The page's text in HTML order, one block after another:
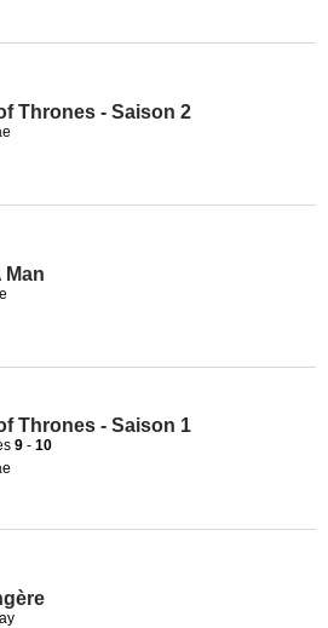
Thrones - Saison 2
Man
Thrones - Saison 1
9 - 10